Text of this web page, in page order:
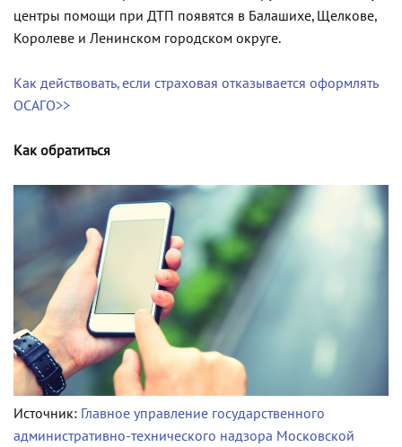
центры помощи при ДТП появятся в Балашихе, Щелкове,
Королеве и Ленинском городском округе.
Как действовать, если страховая отказывается оформлять
ОСАГО>>
Как обратиться
Источник: Главное управление государственного
административно-технического надзора Московской